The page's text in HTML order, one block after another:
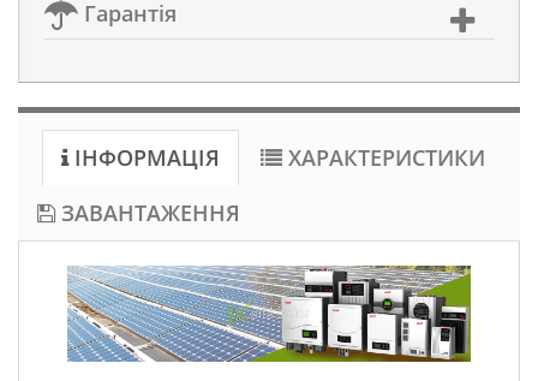
Гарантія
ІНФОРМАЦІЯ
ХАРАКТЕРИСТИКИ
ЗАВАНТАЖЕННЯ